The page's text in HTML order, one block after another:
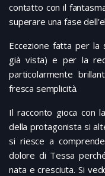
contatto con il
superare una fase
Eccezione fatta per la
già vista) e per la
particolarmente
fresca semplicità.
Il racconto gioca con
della protagonista si
si riesce a
dolore di Tessa
nata e cresciuta. Si